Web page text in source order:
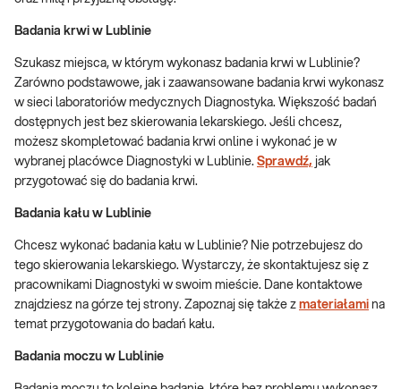
Badania krwi w Lublinie
Szukasz miejsca, w którym wykonasz badania krwi w Lublinie?
Zarówno podstawowe, jak i zaawansowane badania krwi wykonasz
w sieci laboratoriów medycznych Diagnostyka. Większość badań
dostępnych jest bez skierowania lekarskiego. Jeśli chcesz,
możesz skompletować badania krwi online i wykonać je w
wybranej placówce Diagnostyki w Lublinie. Sprawdź, jak
przygotować się do badania krwi.
Badania kału w Lublinie
Chcesz wykonać badania kału w Lublinie? Nie potrzebujesz do
tego skierowania lekarskiego. Wystarczy, że skontaktujesz się z
pracownikami Diagnostyki w swoim mieście. Dane kontaktowe
znajdziesz na górze tej strony. Zapoznaj się także z materiałami na
temat przygotowania do badań kału.
Badania moczu w Lublinie